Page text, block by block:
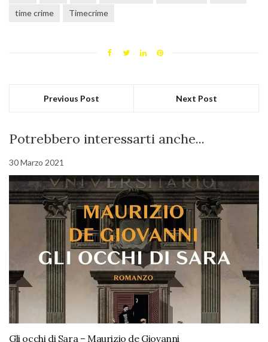
time crime
Timecrime
Previous Post Next Post
Potrebbero interessarti anche...
30 Marzo 2021
Gli occhi di Sara – Maurizio de Giovanni